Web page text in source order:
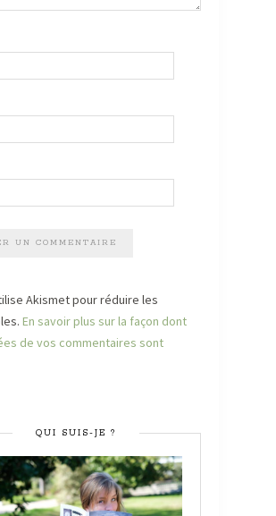
Akismet pour réduire les
En savoir plus sur la façon dont
de vos commentaires sont
QUI SUIS-JE ?